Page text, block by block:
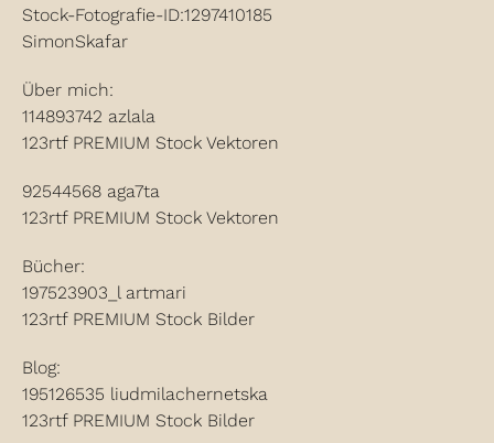
Stock-Fotografie-ID:1297410185
SimonSkafar
Über mich:
114893742 azlala
123rtf PREMIUM Stock Vektoren
92544568 aga7ta
123rtf PREMIUM Stock Vektoren
Bücher:
197523903_l artmari
123rtf PREMIUM Stock Bilder
Blog:
195126535 liudmilachernetska
123rtf PREMIUM Stock Bilder